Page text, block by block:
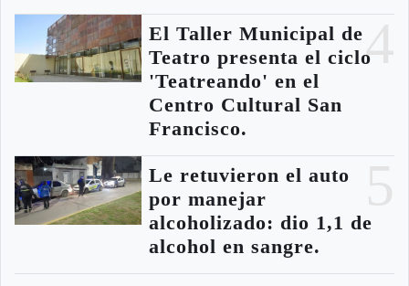
4
El Taller Municipal de
Teatro presenta el ciclo
'Teatreando' en el
Centro Cultural San
Francisco.
Le retuvieron el auto
por manejar
alcoholizado: dio 1,1 de
alcohol en sangre.